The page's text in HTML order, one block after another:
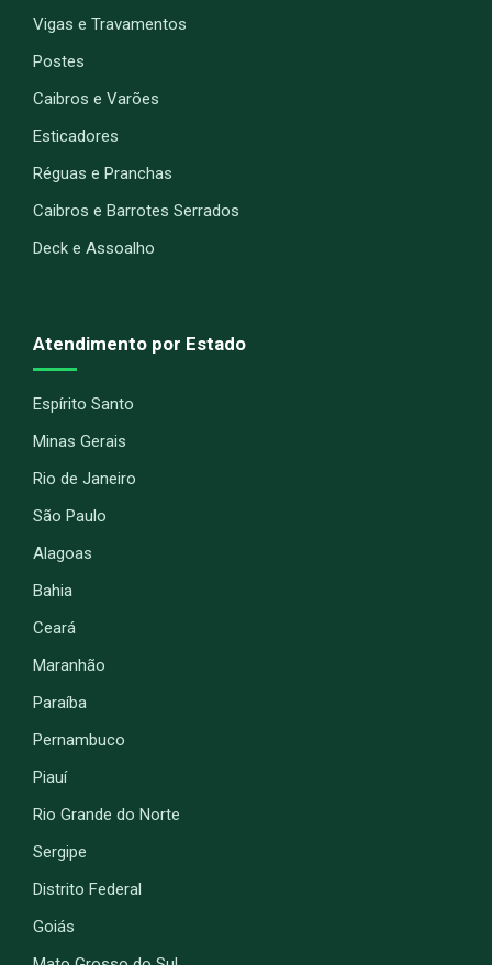
Vigas e Travamentos
Postes
Caibros e Varões
Esticadores
Réguas e Pranchas
Caibros e Barrotes Serrados
Deck e Assoalho
Atendimento por Estado
Espírito Santo
Minas Gerais
Rio de Janeiro
São Paulo
Alagoas
Bahia
Ceará
Maranhão
Paraíba
Pernambuco
Piauí
Rio Grande do Norte
Sergipe
Distrito Federal
Goiás